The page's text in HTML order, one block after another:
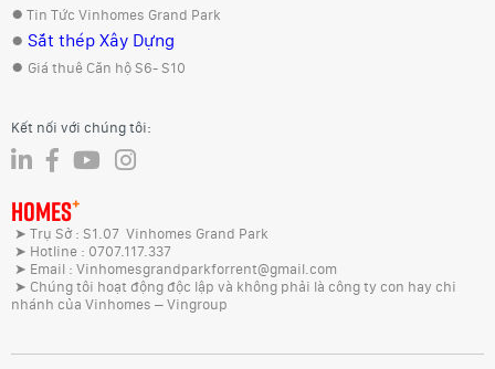
● Tin Tức Vinhomes Grand Park
● Sắt thép Xây Dựng
● Giá thuê Căn hộ S6- S10
Kết nối với chúng tôi:
HOMES+
➤ Trụ Sở : S1.07 Vinhomes Grand Park
➤ Hotline : 0707.117.337
➤ Email : Vinhomesgrandparkforrent@gmail.com
➤ Chúng tôi hoạt động độc lập và không phải là công ty con hay chi
nhánh của Vinhomes – Vingroup